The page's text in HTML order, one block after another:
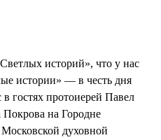
историй», что у нас
истории» — в честь дня
гостях протоиерей Павел
Покрова на Городне
духовной